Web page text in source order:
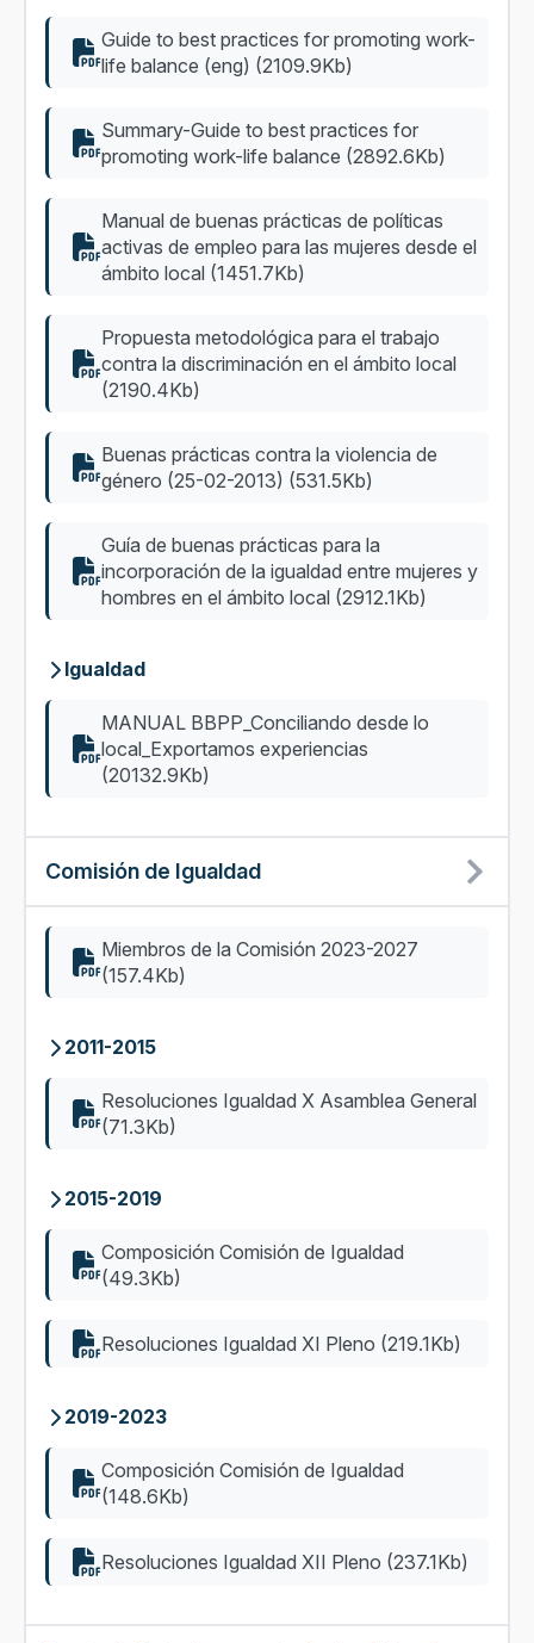
Guide to best practices for promoting work-
life balance (eng) (2109.9Kb)
Summary-Guide to best practices for
promoting work-life balance (2892.6Kb)
Manual de buenas prácticas de políticas
activas de empleo para las mujeres desde el
ámbito local (1451.7Kb)
Propuesta metodológica para el trabajo
contra la discriminación en el ámbito local
(2190.4Kb)
Buenas prácticas contra la violencia de
género (25-02-2013) (531.5Kb)
Guía de buenas prácticas para la
incorporación de la igualdad entre mujeres y
hombres en el ámbito local (2912.1Kb)
Igualdad
MANUAL BBPP_Conciliando desde lo
local_Exportamos experiencias
(20132.9Kb)
Comisión de Igualdad
Miembros de la Comisión 2023-2027
(157.4Kb)
2011-2015
Resoluciones Igualdad X Asamblea General
(71.3Kb)
2015-2019
Composición Comisión de Igualdad
(49.3Kb)
Resoluciones Igualdad XI Pleno (219.1Kb)
2019-2023
Composición Comisión de Igualdad
(148.6Kb)
Resoluciones Igualdad XII Pleno (237.1Kb)